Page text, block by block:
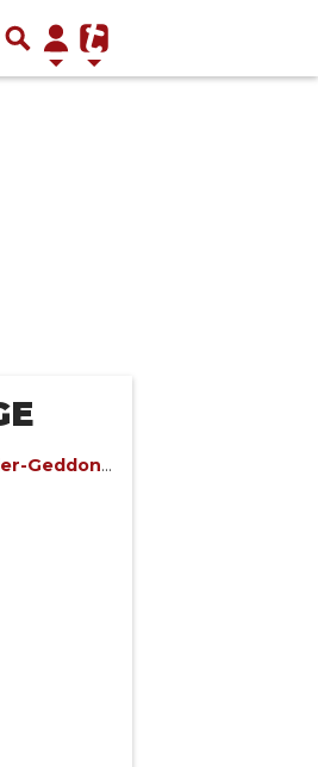
Geddon,